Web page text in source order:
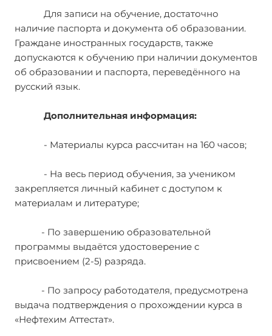
Для записи на обучение, достаточно
наличие паспорта и документа об образовании.
Граждане иностранных государств, также
допускаются к обучению при наличии документов
об образовании и паспорта, переведённого на
русский язык.
Дополнительная информация:
- Материалы курса рассчитан на 160 часов;
- На весь период обучения, за учеником
закрепляется личный кабинет с доступом к
материалам и литературе;
- По завершению образовательной
программы выдаётся удостоверение с
присвоением (2-5) разряда.
- По запросу работодателя, предусмотрена
выдача подтверждения о прохождении курса в
«Нефтехим Аттестат».